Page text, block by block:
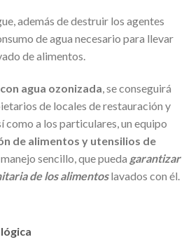
además de destruir los agentes
de agua necesario para llevar
de alimentos.
agua ozonizada , se conseguirá
de locales de restauración y
como a los particulares, un equipo
de alimentos y utensilios de
sencillo, que pueda garantizar
de los alimentoslavados con él.